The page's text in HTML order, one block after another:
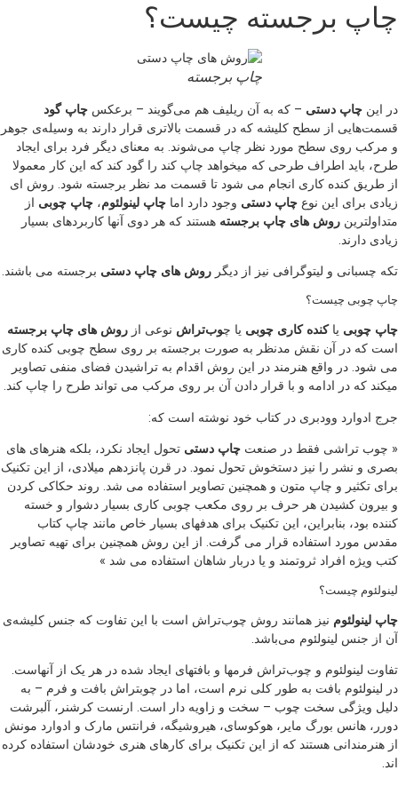
چاپ برجسته چیست؟
چاپ برجسته
در این چاپ دستی – که به آن ریلیف هم می‌گویند – برعکس چاپ گود
قسمت‌هایی از سطح کلیشه که در قسمت بالاتری قرار دارند به وسیله‌ی جوهر
و مرکب روی سطح مورد نظر چاپ ‌می‌شوند. به معنای دیگر فرد برای ایجاد
طرح، باید اطراف طرحی که میخواهد چاپ کند را گود کند که این کار معمولا
از طریق کنده کاری انجام می شود تا قسمت مد نظر برجسته شود. روش ای
زیادی برای این نوع چاپ دستی وجود دارد اما چاپ لینولئوم، چاپ چوبی از
متداولترین روش های چاپ برجسته هستند که هر دوی آنها کاربردهای بسیار
زیادی دارند.
تکه چسبانی و لیتوگرافی نیز از دیگر روش های چاپ دستی برجسته می باشند.
چاپ چوبی چیست؟
چاپ چوبی یاکنده کاری چوبی یا چوب‌تراش نوعی از روش های چاپ برجسته
است که در آن نقش مدنظر به صورت برجسته بر روی سطح چوبی کنده کاری
می شود. در واقع هنرمند در این روش اقدام به تراشیدن فضای منفی تصاویر
میکند که در ادامه و با قرار دادن آن بر روی مرکب می تواند طرح را چاپ کند.
جرج ادوارد وودبری در کتاب خود نوشته است که:
« چوب تراشی فقط در صنعت چاپ دستی تحول ایجاد نکرد، بلکه هنرهای های
بصری و نشر را نیز دستخوش تحول نمود. در قرن پانزدهم میلادی، از این تکنیک
برای تکثیر و چاپ متون و همچنین تصاویر استفاده می شد. روند حکاکی کردن
و بیرون کشیدن هر حرف بر روی مکعب چوبی کاری بسیار دشوار و خسته
کننده بود، بنابراین، این تکنیک برای هدفهای بسیار خاص مانند چاپ کتاب
مقدس مورد استفاده قرار می گرفت. از این روش همچنین برای تهیه تصاویر
کتب ویژه افراد ثروتمند و یا دربار شاهان استفاده می شد »
لینولئوم چیست؟
چاپ لینولئوم نیز همانند روش چوب‌تراش است با این تفاوت که جنس کلیشه‌ی
آن از جنس لینولئوم می‌باشد.
تفاوت لینولئوم و چوب‌تراش فرمها و بافتهای ایجاد شده در هر یک از آنهاست.
در لینولئوم بافت به طور کلی نرم است، اما در چوبتراش بافت و فرم – به
دلیل ویژگی سخت چوب – سخت و زاویه دار است. ارنست کرشنر، آلبرشت
دورر، هانس بورگ مایر، هوکوسای، هیروشیگه، فرانتس مارک و ادوارد مونش
از هنرمندانی هستند که از این تکنیک برای کارهای هنری خودشان استفاده کرده
اند.